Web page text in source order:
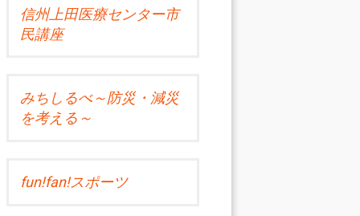
信州上田医療センター市
民講座
みちしるべ～防災・減災
を考える～
fun!fan!スポーツ